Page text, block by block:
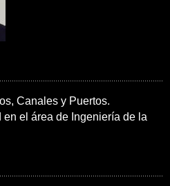
Canales y Puertos.
el área de Ingeniería de la